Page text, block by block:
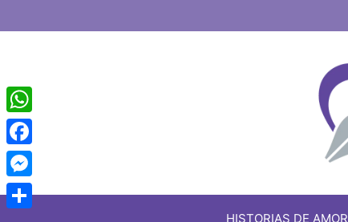
al
HISTORIAS DE AMOR
WhatsApp
Facebook
Messenger